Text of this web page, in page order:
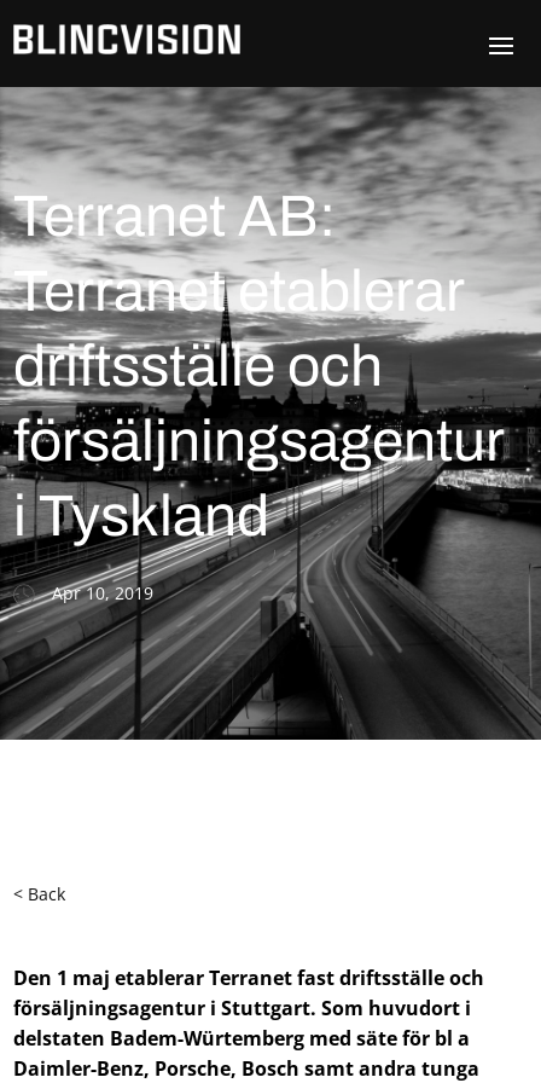
Terranet AB:
Terranet etablerar
driftsställe och
försäljningsagentur
i Tyskland
Apr 10, 2019
< Back
Den 1 maj etablerar Terranet fast driftsställe och
försäljningsagentur i Stuttgart. Som huvudort i
delstaten Badem-Würtemberg med säte för bl a
Daimler-Benz, Porsche, Bosch samt andra tunga